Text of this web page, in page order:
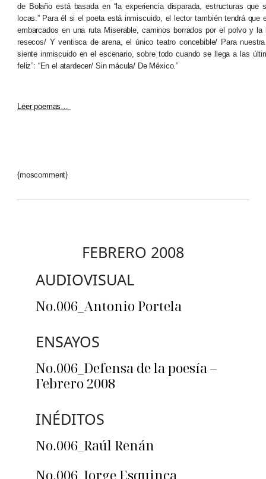
de Bolaño está basada en “la experiencia disparada, estructuras
locas.” Para él si el poeta está inmiscuido, el lector también tendrá que
embarcados en una ruta Miserable, caminos borrados por el polvo y
resecos/ Y ventisca de arena, el único teatro concebible/ Para
siente inmiscuido en el escenario, sobre todo cuando se llega a las
feliz”: “En el atardecer/ Sin mácula/ De México.”
Leer poemas…
{moscomment}
FEBRERO 2008
AUDIOVISUAL
No.006_Antonio Portela
ENSAYOS
No.006_Defensa de la poesía –
Febrero 2008
INÉDITOS
No.006_Raúl Renán
No.006_Jorge Esquinca